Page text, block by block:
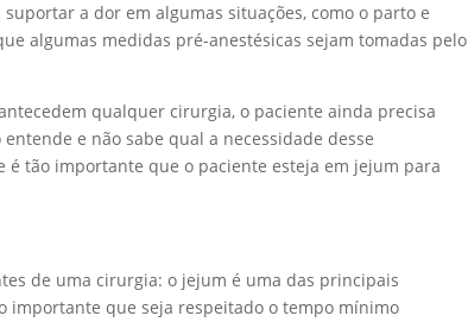
a dor em algumas situações, como o parto e
algumas medidas pré-anestésicas sejam tomadas pelo
qualquer cirurgia, o paciente ainda precisa
e não sabe qual a necessidade desse
é tão importante que o paciente esteja em jejum para
de uma cirurgia: o jejum é uma das principais
importante que seja respeitado o tempo mínimo